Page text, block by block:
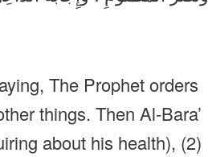
The Prophet orders
things. Then Al-Bara’
about his health), (2)